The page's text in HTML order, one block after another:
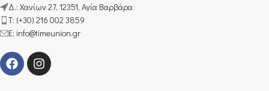
Δ.: Χανίων 27, 12351, Αγία Βαρβάρα
Τ: (+30) 216 002 3859
E: info@timeunion.gr